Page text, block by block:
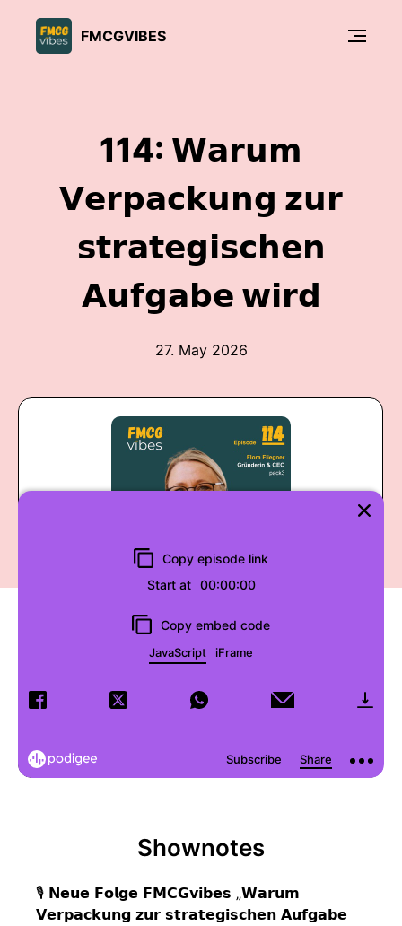
FMCGVIBES
114: 𝗪𝗮𝗿𝘂𝗺
𝗩𝗲𝗿𝗽𝗮𝗰𝗸𝘂𝗻𝗴 𝘇𝘂𝗿
𝘀𝘁𝗿𝗮𝘁𝗲𝗴𝗶𝘀𝗰𝗵𝗲𝗻
𝗔𝘂𝗳𝗴𝗮𝗯𝗲 𝘄𝗶𝗿𝗱
27. May 2026
Shownotes
🎙️ 𝗡𝗲𝘂𝗲 𝗙𝗼𝗹𝗴𝗲 𝗙𝗠𝗖𝗚𝘃𝗶𝗯𝗲𝘀 „𝗪𝗮𝗿𝘂𝗺
𝗩𝗲𝗿𝗽𝗮𝗰𝗸𝘂𝗻𝗴 𝘇𝘂𝗿 𝘀𝘁𝗿𝗮𝘁𝗲𝗴𝗶𝘀𝗰𝗵𝗲𝗻 𝗔𝘂𝗳𝗴𝗮𝗯𝗲